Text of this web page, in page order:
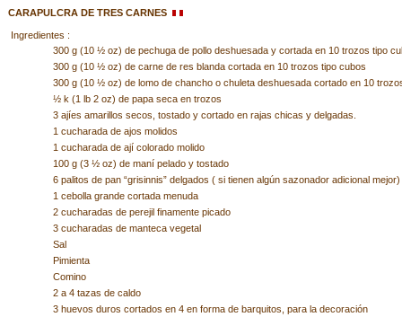
CARAPULCRA DE TRES CARNES
Ingredientes :
300 g (10 ½ oz) de pechuga de pollo deshuesada y cortada en 10 trozos tipo
300 g (10 ½ oz) de carne de res blanda cortada en 10 trozos tipo cubos
300 g (10 ½ oz) de lomo de chancho o chuleta deshuesada cortado en 10
½ k (1 lb 2 oz) de papa seca en trozos
3 ajíes amarillos secos, tostado y cortado en rajas chicas y delgadas.
1 cucharada de ajos molidos
1 cucharada de ají colorado molido
100 g (3 ½ oz) de maní pelado y tostado
6 palitos de pan “grisinnis” delgados ( si tienen algún sazonador adicional mejor)
1 cebolla grande cortada menuda
2 cucharadas de perejil finamente picado
3 cucharadas de manteca vegetal
Sal
Pimienta
Comino
2 a 4 tazas de caldo
3 huevos duros cortados en 4 en forma de barquitos, para la decoración